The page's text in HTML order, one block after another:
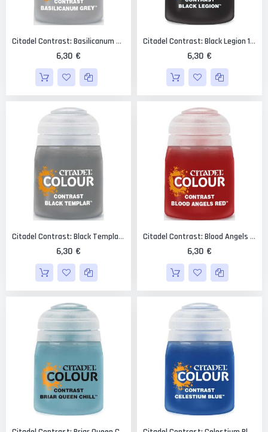
Citadel Contrast: Basilicanum Grey 18 Ml.
6,30 €
Citadel Contrast: Black Legion 18 Ml.
6,30 €
Citadel Contrast: Black Templar 18 Ml.
6,30 €
Citadel Contrast: Blood Angels Red 18 Ml.
6,30 €